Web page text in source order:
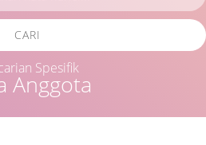
Anggota
CARI
Spesifik